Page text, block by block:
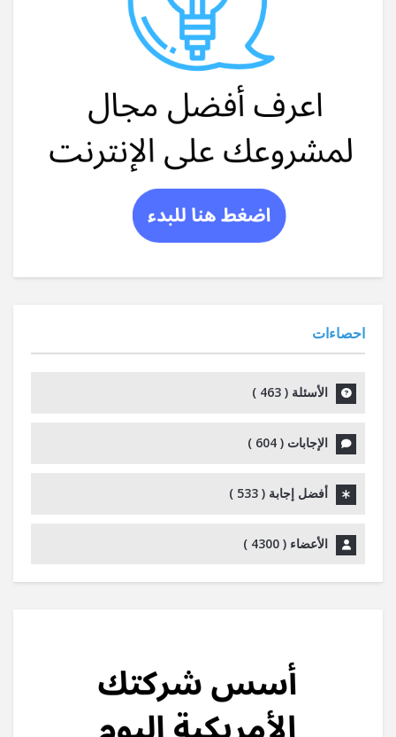
احصاءات
الأسئلة ( 463
)
الإجابات ( 604
)
أفضل إجابة ( 533
)
الأعضاء ( 4300
)